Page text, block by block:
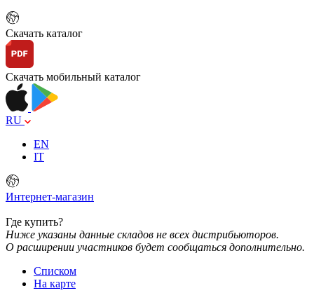
Скачать каталог
Скачать мобильный каталог
RU
EN
IT
Интернет-магазин
Где купить?
Ниже указаны данные складов не всех дистрибьюторов.
О расширении участников будет сообщаться дополнительно.
Списком
На карте